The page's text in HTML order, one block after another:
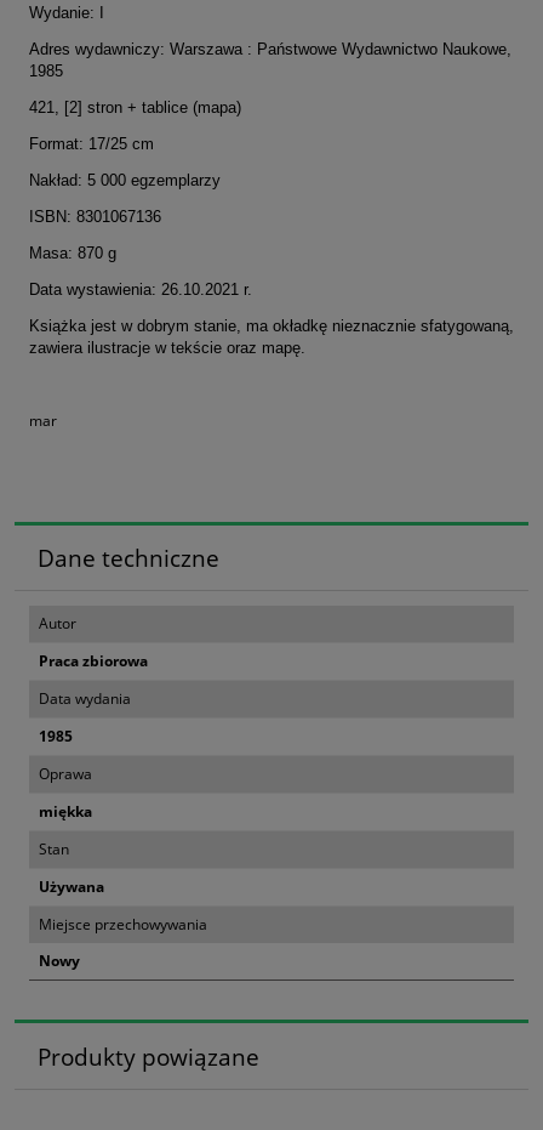
Wydanie: I
Adres wydawniczy: Warszawa : Państwowe Wydawnictwo Naukowe,
1985
421, [2] stron + tablice (mapa)
Format: 17/25 cm
Nakład: 5 000 egzemplarzy
ISBN: 8301067136
Masa: 870 g
Data wystawienia: 26.10.2021 r.
Książka jest w dobrym stanie, ma okładkę nieznacznie sfatygowaną,
zawiera ilustracje w tekście oraz mapę.
mar
Dane techniczne
Autor
Praca zbiorowa
Data wydania
1985
Oprawa
miękka
Stan
Używana
Miejsce przechowywania
Nowy
Produkty powiązane